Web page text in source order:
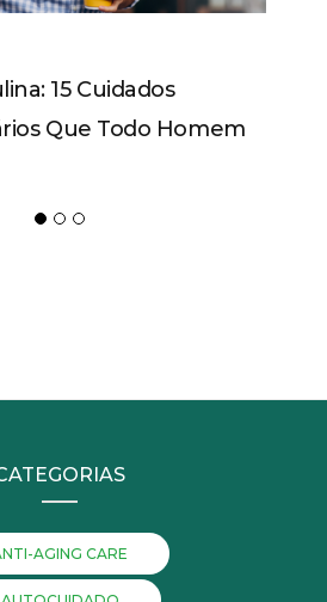
15 Cuidados
Que Todo Homem
AGING CARE